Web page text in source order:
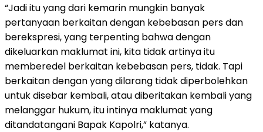
“Jadi itu yang dari kemarin mungkin banyak
pertanyaan berkaitan dengan kebebasan pers dan
berekspresi, yang terpenting bahwa dengan
dikeluarkan maklumat ini, kita tidak artinya itu
memberedel berkaitan kebebasan pers, tidak. Tapi
berkaitan dengan yang dilarang tidak diperbolehkan
untuk disebar kembali, atau diberitakan kembali yang
melanggar hukum, itu intinya maklumat yang
ditandatangani Bapak Kapolri,” katanya.